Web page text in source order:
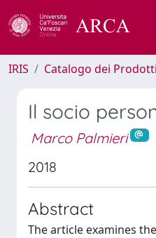
IRIS Catalogo dei
Il socio
Marco Palmieri
2018
Abstract
The article examines